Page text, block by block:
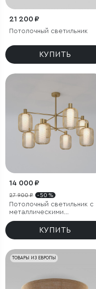
21 200 ₽
Потолочный светильник
КУПИТЬ
14 000 ₽
27 900 ₽ - 50 %
Потолочный светильник с
металлическими
абажурами и стеклянными
плафонамиКУПИТЬ
ТОВАРЫ ИЗ ЕВРОПЫ